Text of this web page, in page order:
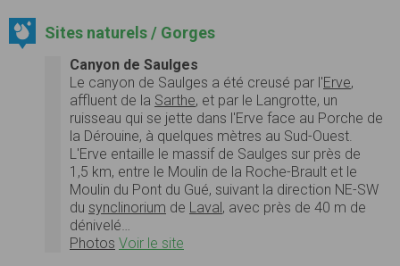
Sites naturels / Gorges
Canyon de Saulges
Le canyon de Saulges a été creusé par l'Erve,
affluent de la Sarthe, et par le Langrotte, un
ruisseau qui se jette dans l'Erve face au Porche de
la Dérouine, à quelques mètres au Sud-Ouest.
L'Erve entaille le massif de Saulges sur près de
1,5 km, entre le Moulin de la Roche-Brault et le
Moulin du Pont du Gué, suivant la direction NE-SW
du synclinorium de Laval , avec près de 40 m de
dénivelé…
Photos Voir le site